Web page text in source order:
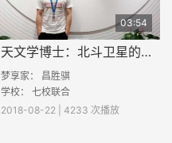
03:54
天文学博士：北斗卫星的故事
梦享家： 昌胜骐
学校： 七校联合
2018-08-22 | 4233 次播放